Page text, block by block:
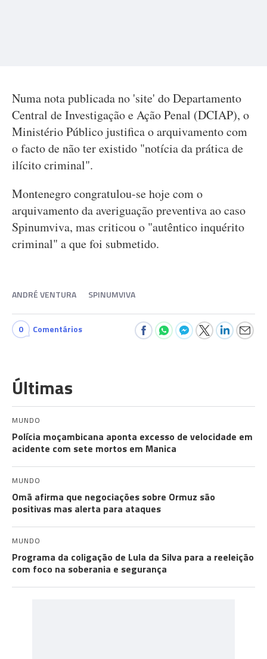
Numa nota publicada no 'site' do Departamento
Central de Investigação e Ação Penal (DCIAP), o
Ministério Público justifica o arquivamento com
o facto de não ter existido "notícia da prática de
ilícito criminal".
Montenegro congratulou-se hoje com o
arquivamento da averiguação preventiva ao caso
Spinumviva, mas criticou o "autêntico inquérito
criminal" a que foi submetido.
ANDRÉ VENTURA SPINUMVIVA
0 Comentários
Últimas
MUNDO
Polícia moçambicana aponta excesso de velocidade em
acidente com sete mortos em Manica
MUNDO
Omã afirma que negociações sobre Ormuz são
positivas mas alerta para ataques
MUNDO
Programa da coligação de Lula da Silva para a reeleição
com foco na soberania e segurança